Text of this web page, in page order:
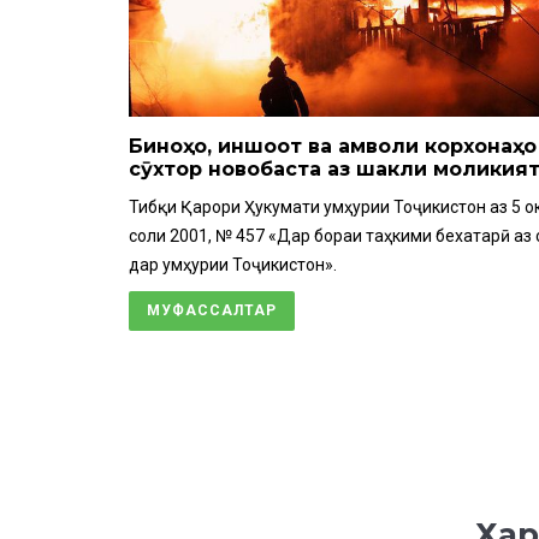
Биноҳо, иншоот ва амволи корхонаҳо
сӯхтор новобаста аз шакли
Тибқи Қарори Ҳукумати Ҷумҳурии Тоҷикистон аз 5
соли 2001, № 457 «Дар бораи таҳкими бехатарӣ аз
дар Ҷумҳурии Тоҷикистон».
МУФАССАЛТАР